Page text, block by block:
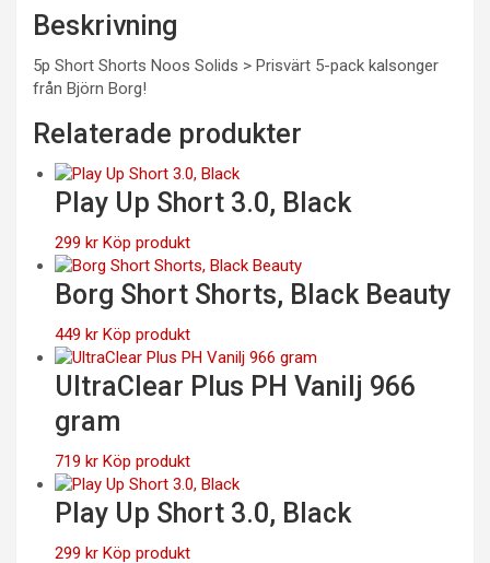
Beskrivning
5p Short Shorts Noos Solids > Prisvärt 5-pack kalsonger
från Björn Borg!
Relaterade produkter
Play Up Short 3.0, Black
299 kr Köp produkt
Borg Short Shorts, Black Beauty
449 kr Köp produkt
UltraClear Plus PH Vanilj 966
gram
719 kr Köp produkt
Play Up Short 3.0, Black
299 kr Köp produkt